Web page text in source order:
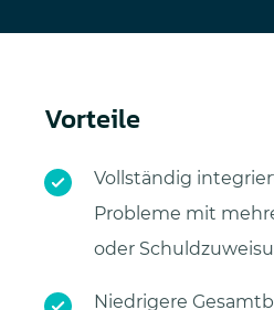
Vorteile
Vollständig
Probleme mit
oder
Niedrigere